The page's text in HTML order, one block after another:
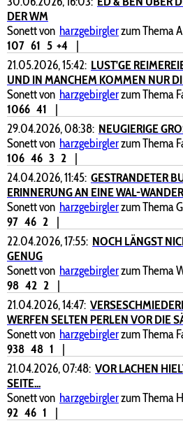
DER WM
Sonett von harzgebirglerzum Thema
107 61 5 +4
|
21.05.2026, 15:42: LUST'GE
UND IN MANCHEM KOMMEN NUR
Sonett von harzgebirglerzum Thema
1066 41
|
29.04.2026, 08:38: NEUGIERIGE
Sonett von harzgebirglerzum Thema
106 46 3 2
|
24.04.2026, 11:45: GESTRANDETER
ERINNERUNG AN EINE WAL-
Sonett von harzgebirglerzum Thema
97 46 2
|
22.04.2026, 17:55: NOCH LÄNGST
GENUG
Sonett von harzgebirglerzum Thema
98 42 2
|
21.04.2026, 14:47:
WERFEN SELTEN PERLEN VOR DIE
Sonett von harzgebirglerzum Thema
938 48 1
|
21.04.2026, 07:48: VOR LACHEN
SEITE...
Sonett von harzgebirglerzum Thema
92 46 1
|